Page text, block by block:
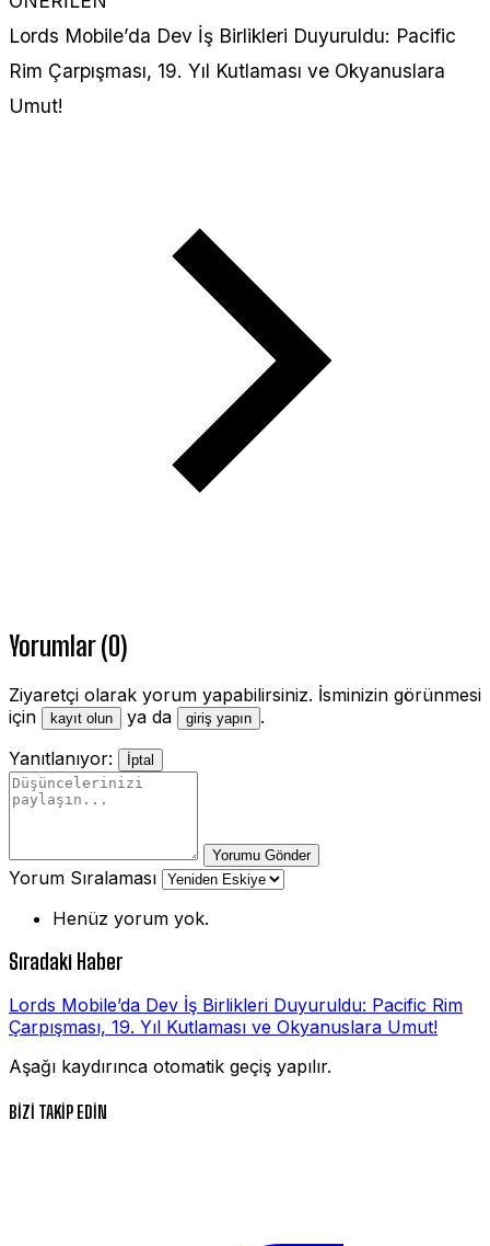
Lords Mobile’da Dev İş Birlikleri Duyuruldu: Pacific
Rim Çarpışması, 19. Yıl Kutlaması ve Okyanuslara
Umut!
Yorumlar (0)
Ziyaretçi olarak yorum yapabilirsiniz. İsminizin görünmesi
için
kayıt olun ya da giriş yapın .
Yanıtlanıyor:
İptal
Yorumu Gönder
Yorum Sıralaması
Henüz yorum yok.
Sıradaki Haber
Lords Mobile’da Dev İş Birlikleri Duyuruldu: Pacific Rim
Çarpışması, 19. Yıl Kutlaması ve Okyanuslara Umut!
Aşağı kaydırınca otomatik geçiş yapılır.
BİZİ TAKİP EDİN